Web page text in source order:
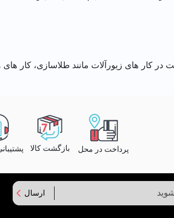
در کار های زیورآلات مانند طلاسازی، کار
پرداخت در محل بازگشت کالا پشتیبانی 24
ارسال